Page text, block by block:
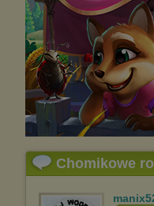
Chomikowe